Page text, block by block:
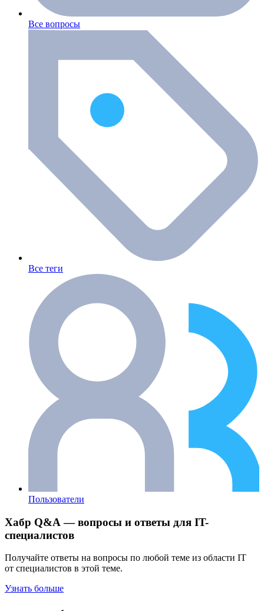
Все вопросы
Все теги
Пользователи
Хабр Q&A — вопросы и ответы для IT-
специалистов
Получайте ответы на вопросы по любой теме из области IT
от специалистов в этой теме.
Узнать больше